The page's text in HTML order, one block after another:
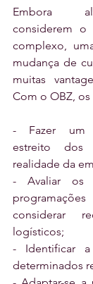
Embora
considerem o
complexo,
mudança de
muitas
Com o OBZ,
- Fazer um
estreito dos
realidade da
- Avaliar os
considerar
logísticos;
- Identificar
determinados